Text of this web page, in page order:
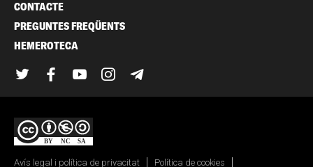
CONTACTE
PREGUNTES FREQÜENTS
HEMEROTECA
TwitterFacebook
YouTubeInstagram
Avís legal i política de privacitat Política de cookies